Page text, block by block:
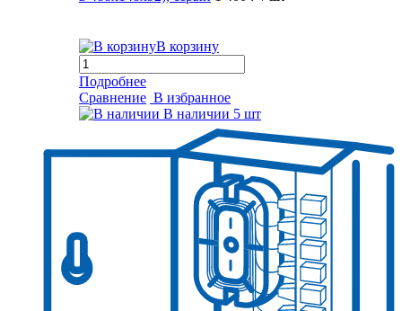
В корзину
Подробнее
Сравнение В избранное
В наличии 5 шт